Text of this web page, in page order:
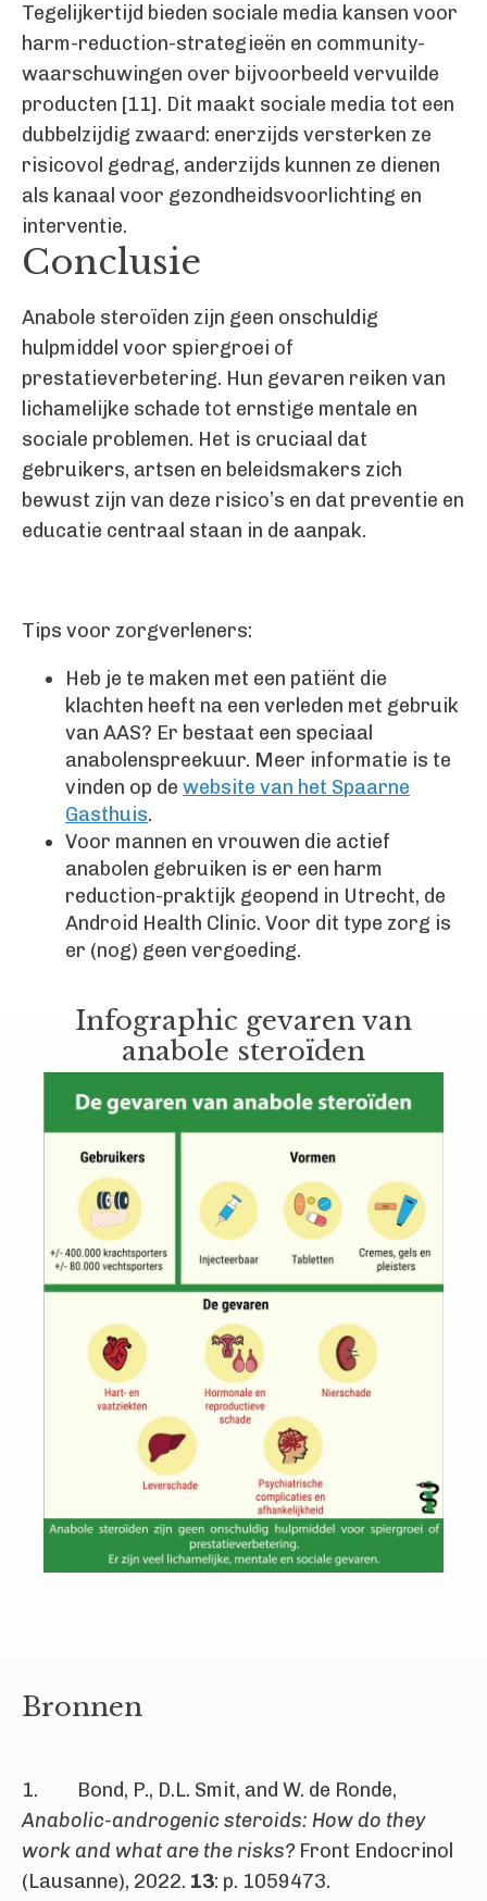
Tegelijkertijd bieden sociale media kansen voor
harm-reduction-strategieën en community-
waarschuwingen over bijvoorbeeld vervuilde
producten [11]. Dit maakt sociale media tot een
dubbelzijdig zwaard: enerzijds versterken ze
risicovol gedrag, anderzijds kunnen ze dienen
als kanaal voor gezondheidsvoorlichting en
interventie.
Conclusie
Anabole steroïden zijn geen onschuldig
hulpmiddel voor spiergroei of
prestatieverbetering. Hun gevaren reiken van
lichamelijke schade tot ernstige mentale en
sociale problemen. Het is cruciaal dat
gebruikers, artsen en beleidsmakers zich
bewust zijn van deze risico’s en dat preventie en
educatie centraal staan in de aanpak.
Tips voor zorgverleners:
Heb je te maken met een patiënt die
klachten heeft na een verleden met gebruik
van AAS? Er bestaat een speciaal
anabolenspreekuur. Meer informatie is te
vinden op de website van het Spaarne
Gasthuis.
Voor mannen en vrouwen die actief
anabolen gebruiken is er een harm
reduction-praktijk geopend in Utrecht, de
Android Health Clinic. Voor dit type zorg is
er (nog) geen vergoeding.
Infographic gevaren van
anabole steroïden
Bronnen
1. Bond, P., D.L. Smit, and W. de Ronde,
Anabolic-androgenic steroids: How do they
work and what are the risks? Front Endocrinol
(Lausanne), 2022. 13: p. 1059473.